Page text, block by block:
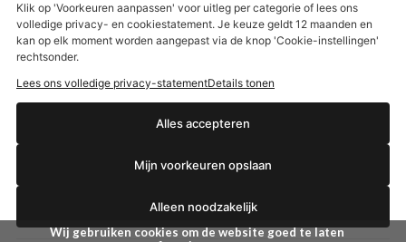
Aussie
Gillette
Gezichtsverzorging
Syoss
Always
Libresse
Gliss Kur
Etos billendoekjes
VISION SUN
Zwitsal SUNWij gebruiken cookies om de website goed te laten
Klik op 'Voorkeuren aanpassen' voor uitleg per categorie of lees ons
volledige privacy- en cookiestatement. Je keuze geldt 12 maanden en
kan op elk moment worden aangepast via de knop 'Cookie-instellingen'
rechtsonder.
Lees ons volledige privacy-statementDetails tonen
Alles accepteren
Mijn voorkeuren opslaan
Alleen noodzakelijk
€2,50 korting?
Ja, ik wil korting